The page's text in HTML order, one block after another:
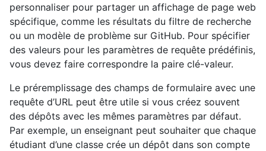
personnaliser pour partager un affichage de page web
spécifique, comme les résultats du filtre de recherche
ou un modèle de problème sur GitHub. Pour spécifier
des valeurs pour les paramètres de requête prédéfinis,
vous devez faire correspondre la paire clé-valeur.
Le préremplissage des champs de formulaire avec une
requête d’URL peut être utile si vous créez souvent
des dépôts avec les mêmes paramètres par défaut.
Par exemple, un enseignant peut souhaiter que chaque
étudiant d’une classe crée un dépôt dans son compte